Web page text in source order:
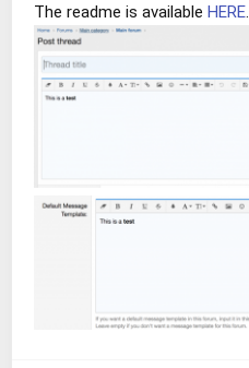
The readme is available HERE.